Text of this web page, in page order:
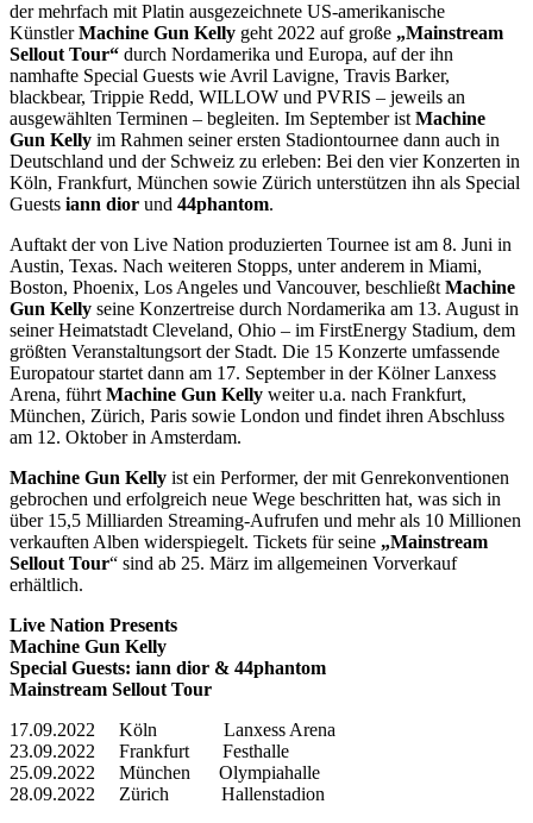
der mehrfach mit Platin ausgezeichnete US-amerikanische
KünstlerMachine Gun Kelly geht 2022 auf große „Mainstream
Sellout Tour“ durch Nordamerika und Europa, auf der ihn
namhafte Special Guests wie Avril Lavigne, Travis Barker,
blackbear, Trippie Redd, WILLOW und PVRIS – jeweils an
ausgewählten Terminen – begleiten. Im September ist Machine
Gun Kelly im Rahmen seiner ersten Stadiontournee dann auch in
Deutschland und der Schweiz zu erleben: Bei den vier Konzerten in
Köln, Frankfurt, München sowie Zürich unterstützen ihn als Special
Guests iann dior und 44phantom.
Auftakt der von Live Nation produzierten Tournee ist am 8. Juni in
Austin, Texas. Nach weiteren Stopps, unter anderem in Miami,
Boston, Phoenix, Los Angeles und Vancouver, beschließt Machine
Gun Kelly seine Konzertreise durch Nordamerika am 13. August in
seiner Heimatstadt Cleveland, Ohio – im FirstEnergy Stadium, dem
größten Veranstaltungsort der Stadt. Die 15 Konzerte umfassende
Europatour startet dann am 17. September in der Kölner Lanxess
Arena, führt Machine Gun Kelly weiter u.a. nach Frankfurt,
München, Zürich, Paris sowie London und findet ihren Abschluss
am 12. Oktober in Amsterdam.
Machine Gun Kelly ist ein Performer, der mit Genrekonventionen
gebrochen und erfolgreich neue Wege beschritten hat, was sich in
über 15,5 Milliarden Streaming-Aufrufen und mehr als 10 Millionen
verkauften Alben widerspiegelt. Tickets für seine „Mainstream
Sellout Tour“ sind ab 25. März im allgemeinen Vorverkauf
erhältlich.
Live Nation Presents
Machine Gun Kelly
Special Guests: iann dior & 44phantom
Mainstream Sellout Tour
17.09.2022 Köln Lanxess Arena
23.09.2022 Frankfurt Festhalle
25.09.2022 München Olympiahalle
28.09.2022 Zürich Hallenstadion